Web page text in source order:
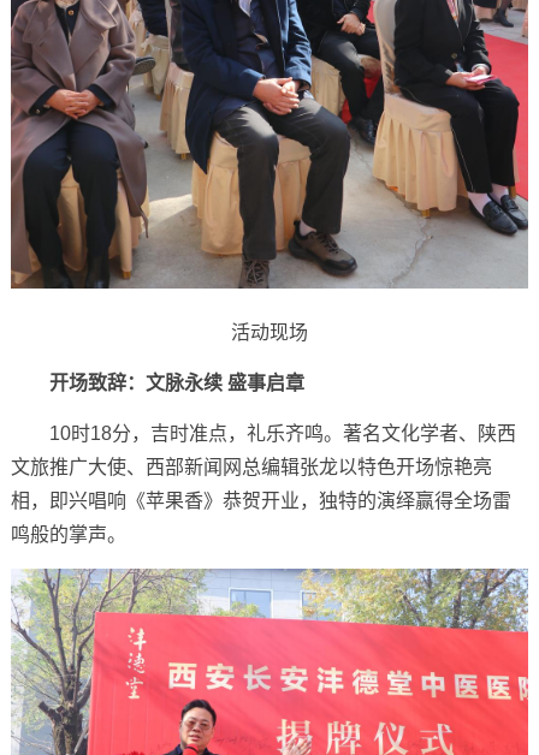
活动现场
开场致辞：文脉永续 盛事启章
10时18分，吉时准点，礼乐齐鸣。著名文化学者、陕西
文旅推广大使、西部新闻网总编辑张龙以特色开场惊艳亮
相，即兴唱响《苹果香》恭贺开业，独特的演绎赢得全场雷
鸣般的掌声。